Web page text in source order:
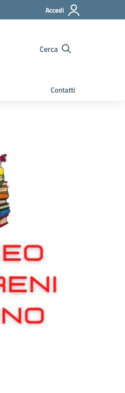
Accedi
Cerca
Contatti